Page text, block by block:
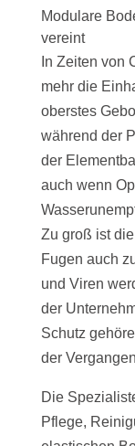
Modulare
vereint
In Zeiten von
mehr die
oberstes
während der
der
auch wenn
Zu groß ist
Fugen auch
und Viren
der
Schutz
der
Die
Pflege,